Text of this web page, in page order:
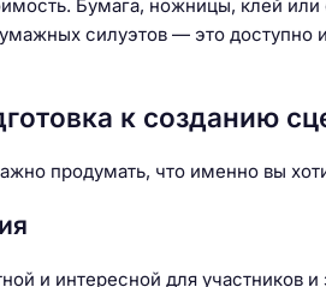
Бумага, ножницы, клей или
силуэтов — это доступно
к созданию
продумать, что именно вы
и интересной для участников